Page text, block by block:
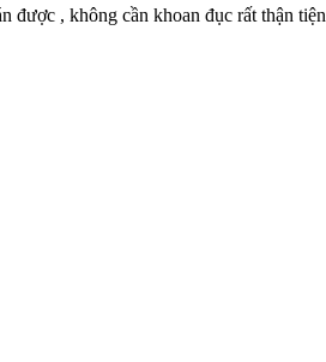
được , không cần khoan đục rất thận tiện